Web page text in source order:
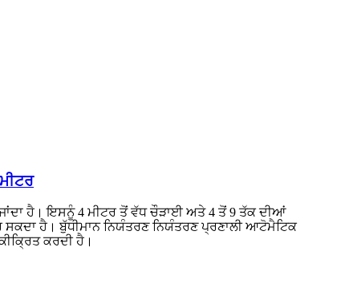
ਹੈ। ਇਸਨੂੰ 4 ਮੀਟਰ ਤੋਂ ਵੱਧ ਚੌੜਾਈ ਅਤੇ 4 ਤੋਂ 9 ਤੱਕ ਦੀਆਂ
ਹੈ। ਬੁੱਧੀਮਾਨ ਨਿਯੰਤਰਣ ਨਿਯੰਤਰਣ ਪ੍ਰਣਾਲੀ ਆਟੋਮੈਟਿਕ
ਕਰਦੀ ਹੈ।